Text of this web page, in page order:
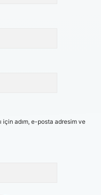
için adım, e-posta adresim ve